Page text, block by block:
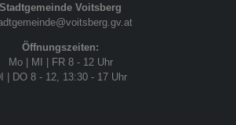
Stadtgemeinde Voitsberg
Öffnungszeiten:
Mo | MI | FR 8 - 12 Uhr
| DO 8 - 12, 13:30 - 17 Uhr